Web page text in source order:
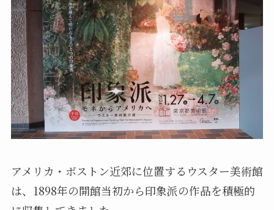
アメリカ・ボストン近郊に位置するウスター美術館
は、1898年の開館当初から印象派の作品を積極的